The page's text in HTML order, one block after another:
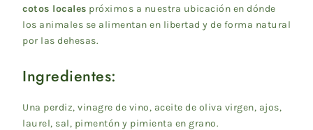
cotos locales próximos a nuestra ubicación en dónde
los animales se alimentan en libertad y de forma natural
por las dehesas.
Ingredientes:
Una perdiz, vinagre de vino, aceite de oliva virgen, ajos,
laurel, sal, pimentón y pimienta en grano.